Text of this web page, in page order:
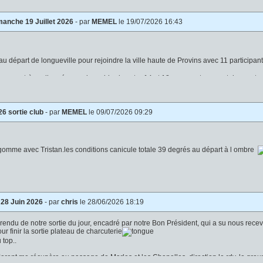
19 Juillet 2026 - par MEMEL le 19/07/2026 16:43
départ de longueville pour rejoindre la ville haute de Provins avec 11
très vallonné avec des raidards entre 14 et 18 pour cent sur certains
sans gravité
pour changer lol en début de parcours
Fontenay Trésigny
invité depuis longtemps par l intermédiaire de Marc.
a fait grand bien.
à toutes et tous je vous donne rdv pour Dimanche prochain pour notre
sortie club - par MEMEL le 09/07/2026 09:29
avec Tristan.les conditions canicule totale 39 degrés au départ à l ombre
de Saint Méry puis contournement du château de Bombon pour retourner à
était la bienvenue
pour la deuxième boucle.nous avons enchaîné 42 km
de
un terrain sec et
avec la chaleur pas de crevaison pas
Juin 2026 - par chris le 28/06/2026 18:19
de notre sortie du jour, encadré par notre Bon Président, qui a su nous
finir la sortie plateau de charcuterie
top..
me récupère au passage de Marles et les Chapelles, direction le rdv, le